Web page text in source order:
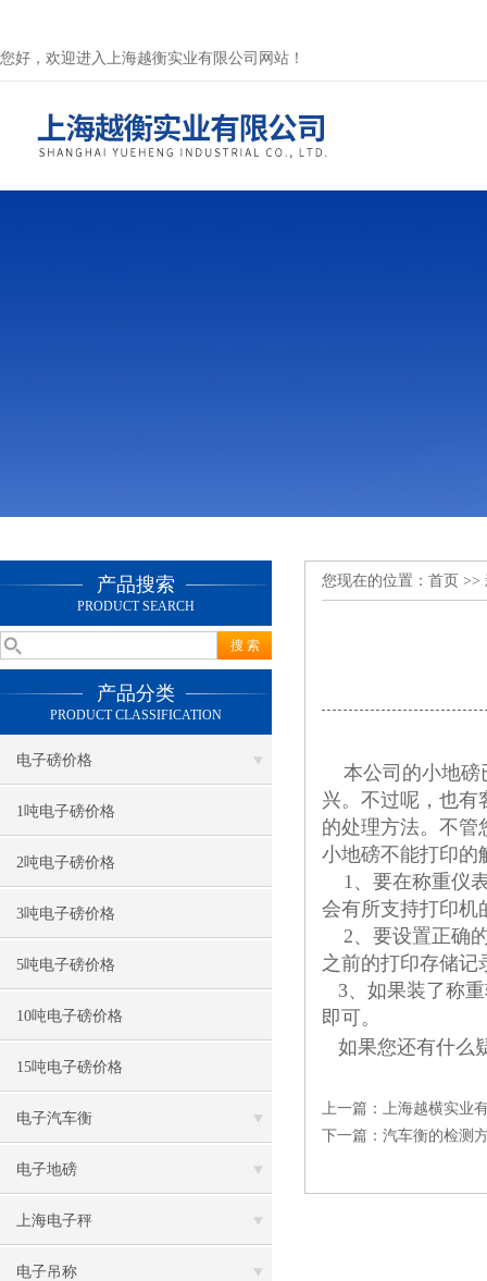
您好，欢迎进入上海越衡实业有限公司网站！
产品搜索
PRODUCT SEARCH
产品分类
PRODUCT CLASSIFICATION
电子磅价格
1吨电子磅价格
2吨电子磅价格
3吨电子磅价格
5吨电子磅价格
10吨电子磅价格
15吨电子磅价格
电子汽车衡
电子地磅
上海电子秤
电子吊称
您现在的位置： 首页 >>
本公司的小地磅
兴。不过呢，也有
的处理方法。不管
小地磅不能打印的
1、要在称重仪
会有所支持打印机
2、要设置正确
之前的打印存储记
3、如果装了称
即可。
如果您还有什么
上一篇： 上海越横实业
下一篇： 汽车衡的检测